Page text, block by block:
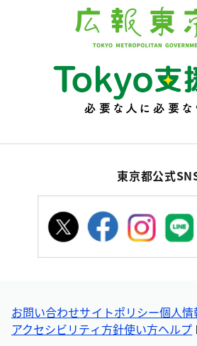
東京都公式
お問い合わせサイトポリシー個人
アクセシビリティ方針使い方ヘルプ